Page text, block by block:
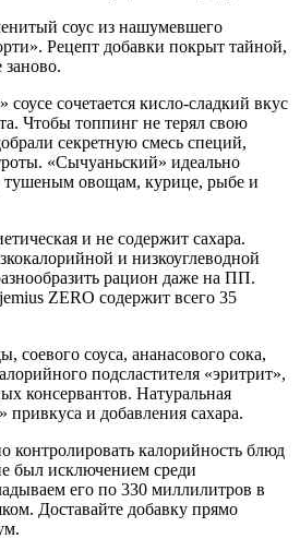
соус из нашумевшего
Рецепт добавки покрыт тайной,
сочетается кисло-сладкий вкус
Чтобы топпинг не терял свою
секретную смесь специй,
«Сычуаньский» идеально
тушеным овощам, курице, рыбе и
и не содержит сахара.
и низкоуглеводной
рацион даже на ПП.
ZERO содержит всего 35
соевого соуса, ананасового сока,
подсластителя «эритрит»,
консервантов. Натуральная
привкуса и добавления сахара.
контролировать калорийность блюд
был исключением среди
его по 330 миллилитров в
Доставайте добавку прямо